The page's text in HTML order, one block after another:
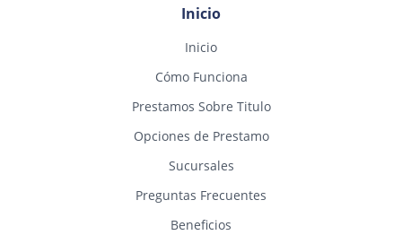
Inicio
Inicio
Cómo Funciona
Prestamos Sobre Titulo
Opciones de Prestamo
Sucursales
Preguntas Frecuentes
Beneficios